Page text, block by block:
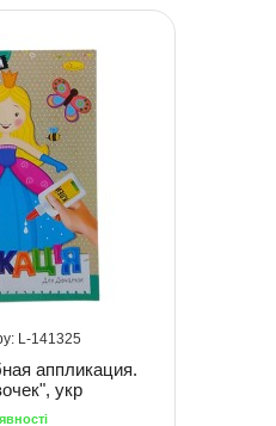
141325
аппликация.
укр